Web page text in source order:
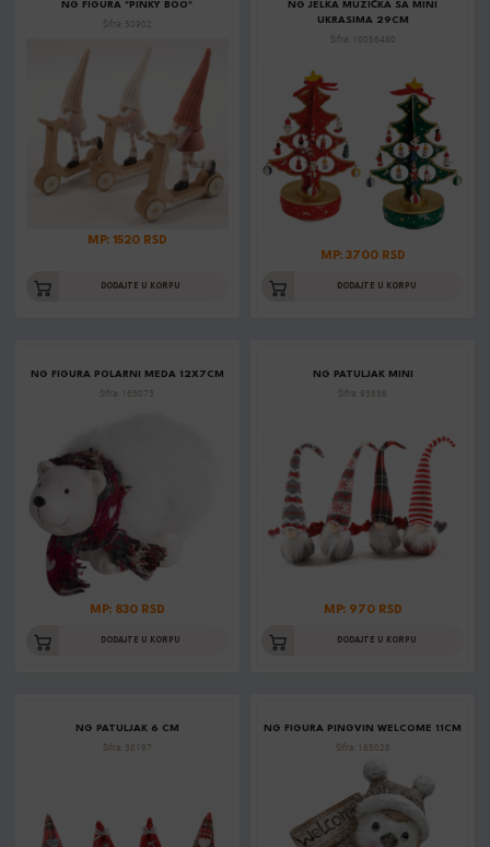
NG FIGURA "PINKY BOO"
Šifra: 50902
MP: 1520 RSD
DODAJTE U KORPU
NG JELKA MUZIČKA SA MINI
UKRASIMA 29CM
Šifra: 10056480
MP: 3700 RSD
DODAJTE U KORPU
NG FIGURA POLARNI MEDA 12X7CM
Šifra: 165073
MP: 830 RSD
DODAJTE U KORPU
NG PATULJAK MINI
Šifra: 93636
MP: 970 RSD
DODAJTE U KORPU
NG PATULJAK 6 CM
Šifra: 38197
NG FIGURA PINGVIN WELCOME 11CM
Šifra: 165028